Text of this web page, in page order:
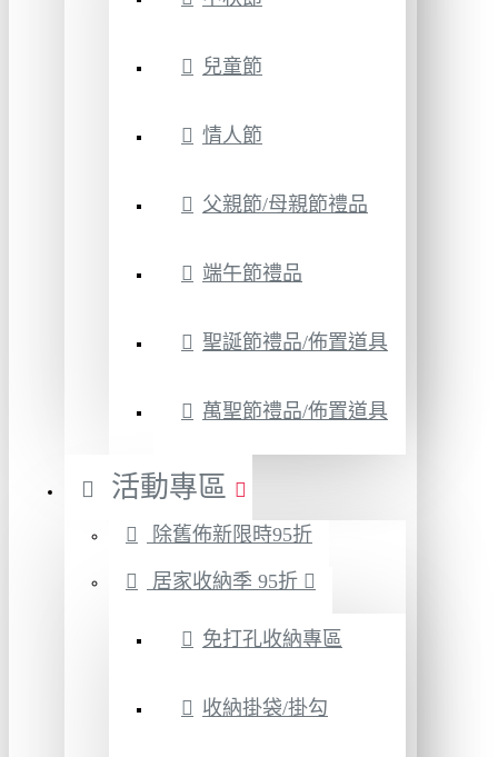
兒童節
情人節
父親節/母親節禮品
端午節禮品
聖誕節禮品/佈置道具
萬聖節禮品/佈置道具
活動專區
除舊佈新限時95折
居家收納季 95折
免打孔收納專區
收納掛袋/掛勾